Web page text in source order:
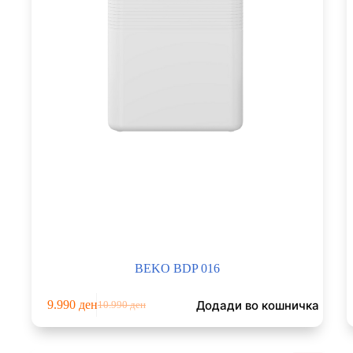
BEKO BDP 016
10.990ден
Original
price
9.990 денCurrent
price
Додади во кошничка